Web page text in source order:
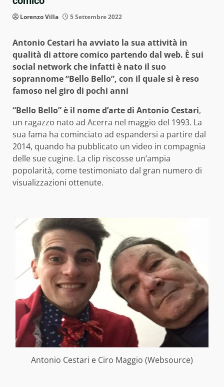
Lorenzo Villa 5 Settembre 2022
Antonio Cestari ha avviato la sua attività in
qualità di attore comico partendo dal web. È sui
social network che infatti è nato il suo
soprannome “Bello Bello”, con il quale si è reso
famoso nel giro di pochi anni
“Bello Bello” è il nome d’arte di Antonio Cestari,
un ragazzo nato ad Acerra nel maggio del 1993. La
sua fama ha cominciato ad espandersi a partire dal
2014, quando ha pubblicato un video in compagnia
delle sue cugine. La clip riscosse un’ampia
popolarità, come testimoniato dal gran numero di
visualizzazioni ottenute.
Antonio Cestari e Ciro Maggio (Websource)